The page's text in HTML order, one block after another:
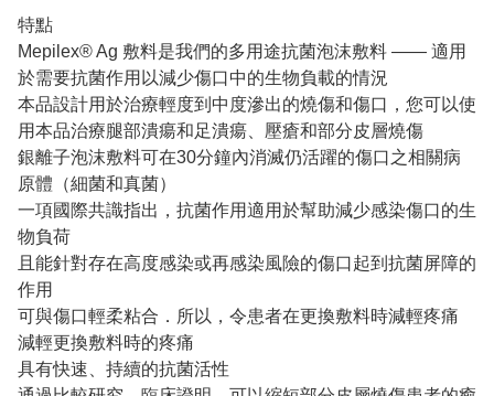
特點
Mepilex® Ag 敷料是我們的多用途抗菌泡沫敷料 —— 適用
於需要抗菌作用以減少傷口中的生物負載的情況
本品設計用於治療輕度到中度滲出的燒傷和傷口，您可以使
用本品治療腿部潰瘍和足潰瘍、壓瘡和部分皮層燒傷
銀離子泡沫敷料可在30分鐘內消滅仍活躍的傷口之相關病
原體（細菌和真菌）
一項國際共識指出，抗菌作用適用於幫助減少感染傷口的生
物負荷
且能針對存在高度感染或再感染風險的傷口起到抗菌屏障的
作用
可與傷口輕柔粘合．所以，令患者在更換敷料時減輕疼痛
減輕更換敷料時的疼痛
具有快速、持續的抗菌活性